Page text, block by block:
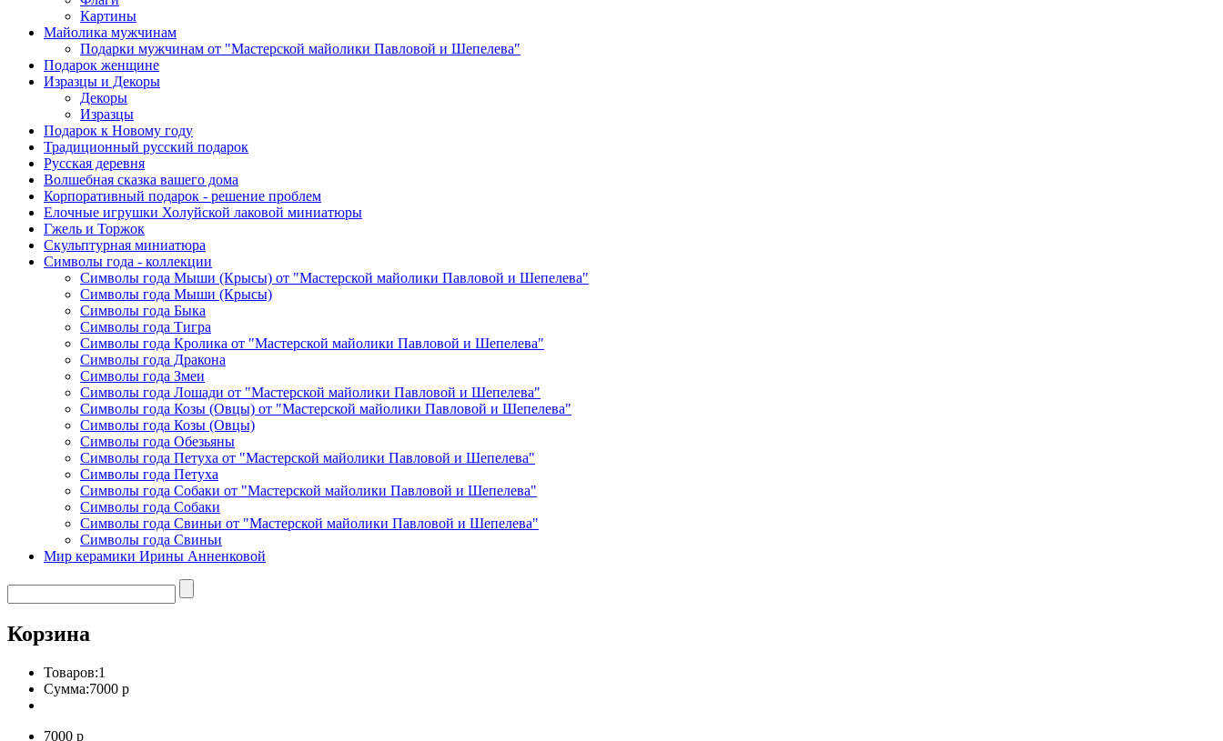
Картины
Майолика мужчинам
Подарки мужчинам от "Мастерской майолики Павловой и Шепелева"
Подарок женщине
Изразцы и Декоры
Декоры
Изразцы
Подарок к Новому году
Традиционный русский подарок
Русская деревня
Волшебная сказка вашего дома
Корпоративный подарок - решение проблем
Елочные игрушки Холуйской лаковой миниатюры
Гжель и Торжок
Скульптурная миниатюра
Символы года - коллекции
Символы года Мыши (Крысы) от "Мастерской майолики Павловой и Шепелева"
Символы года Мыши (Крысы)
Символы года Быка
Символы года Тигра
Символы года Кролика от "Мастерской майолики Павловой и Шепелева"
Символы года Дракона
Символы года Змеи
Символы года Лошади от "Мастерской майолики Павловой и Шепелева"
Символы года Козы (Овцы) от "Мастерской майолики Павловой и Шепелева"
Символы года Козы (Овцы)
Символы года Обезьяны
Символы года Петуха от "Мастерской майолики Павловой и Шепелева"
Символы года Петуха
Символы года Собаки от "Мастерской майолики Павловой и Шепелева"
Символы года Собаки
Символы года Свиньи от "Мастерской майолики Павловой и Шепелева"
Символы года Свиньи
Мир керамики Ирины Анненковой
Корзина
Товаров:1
Сумма:7000 р
7000 р